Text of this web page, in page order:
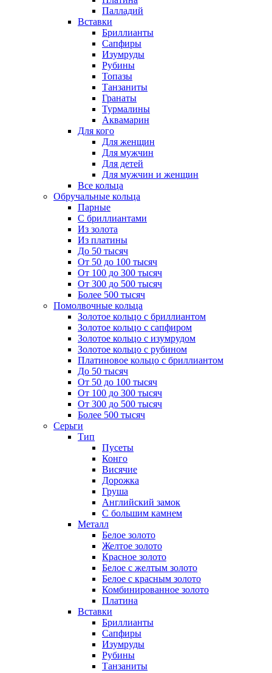
Палладий
Вставки
Бриллианты
Сапфиры
Изумруды
Рубины
Топазы
Танзаниты
Гранаты
Турмалины
Аквамарин
Для кого
Для женщин
Для мужчин
Для детей
Для мужчин и женщин
Все кольца
Обручальные кольца
Парные
С бриллиантами
Из золота
Из платины
До 50 тысяч
От 50 до 100 тысяч
От 100 до 300 тысяч
От 300 до 500 тысяч
Более 500 тысяч
Помолвочные кольца
Золотое кольцо с бриллиантом
Золотое кольцо с сапфиром
Золотое кольцо с изумрудом
Золотое кольцо с рубином
Платиновое кольцо с бриллиантом
До 50 тысяч
От 50 до 100 тысяч
От 100 до 300 тысяч
От 300 до 500 тысяч
Более 500 тысяч
Серьги
Тип
Пусеты
Конго
Висячие
Дорожка
Груша
Английский замок
С большим камнем
Металл
Белое золото
Желтое золото
Красное золото
Белое с желтым золото
Белое с красным золото
Комбинированное золото
Платина
Вставки
Бриллианты
Сапфиры
Изумруды
Рубины
Танзаниты